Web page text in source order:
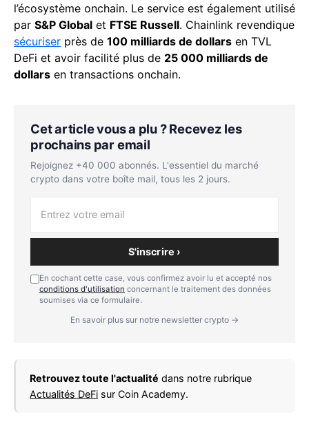
l’écosystème onchain. Le service est également utilisé
par S&P Global et FTSE Russell. Chainlink revendique
sécuriser près de 100 milliards de dollars en TVL
DeFi et avoir facilité plus de 25 000 milliards de
dollars en transactions onchain.
Cet article vous a plu ? Recevez les
prochains par email
Rejoignez +40 000 abonnés. L'essentiel du marché
crypto dans votre boîte mail, tous les 2 jours.
S'inscrire ›
En cochant cette case, vous confirmez avoir lu et accepté nos
conditions d'utilisation concernant le traitement des données
soumises via ce formulaire.
En savoir plus sur notre newsletter crypto →
Retrouvez toute l'actualité dans notre rubrique
Actualités DeFi sur Coin Academy.